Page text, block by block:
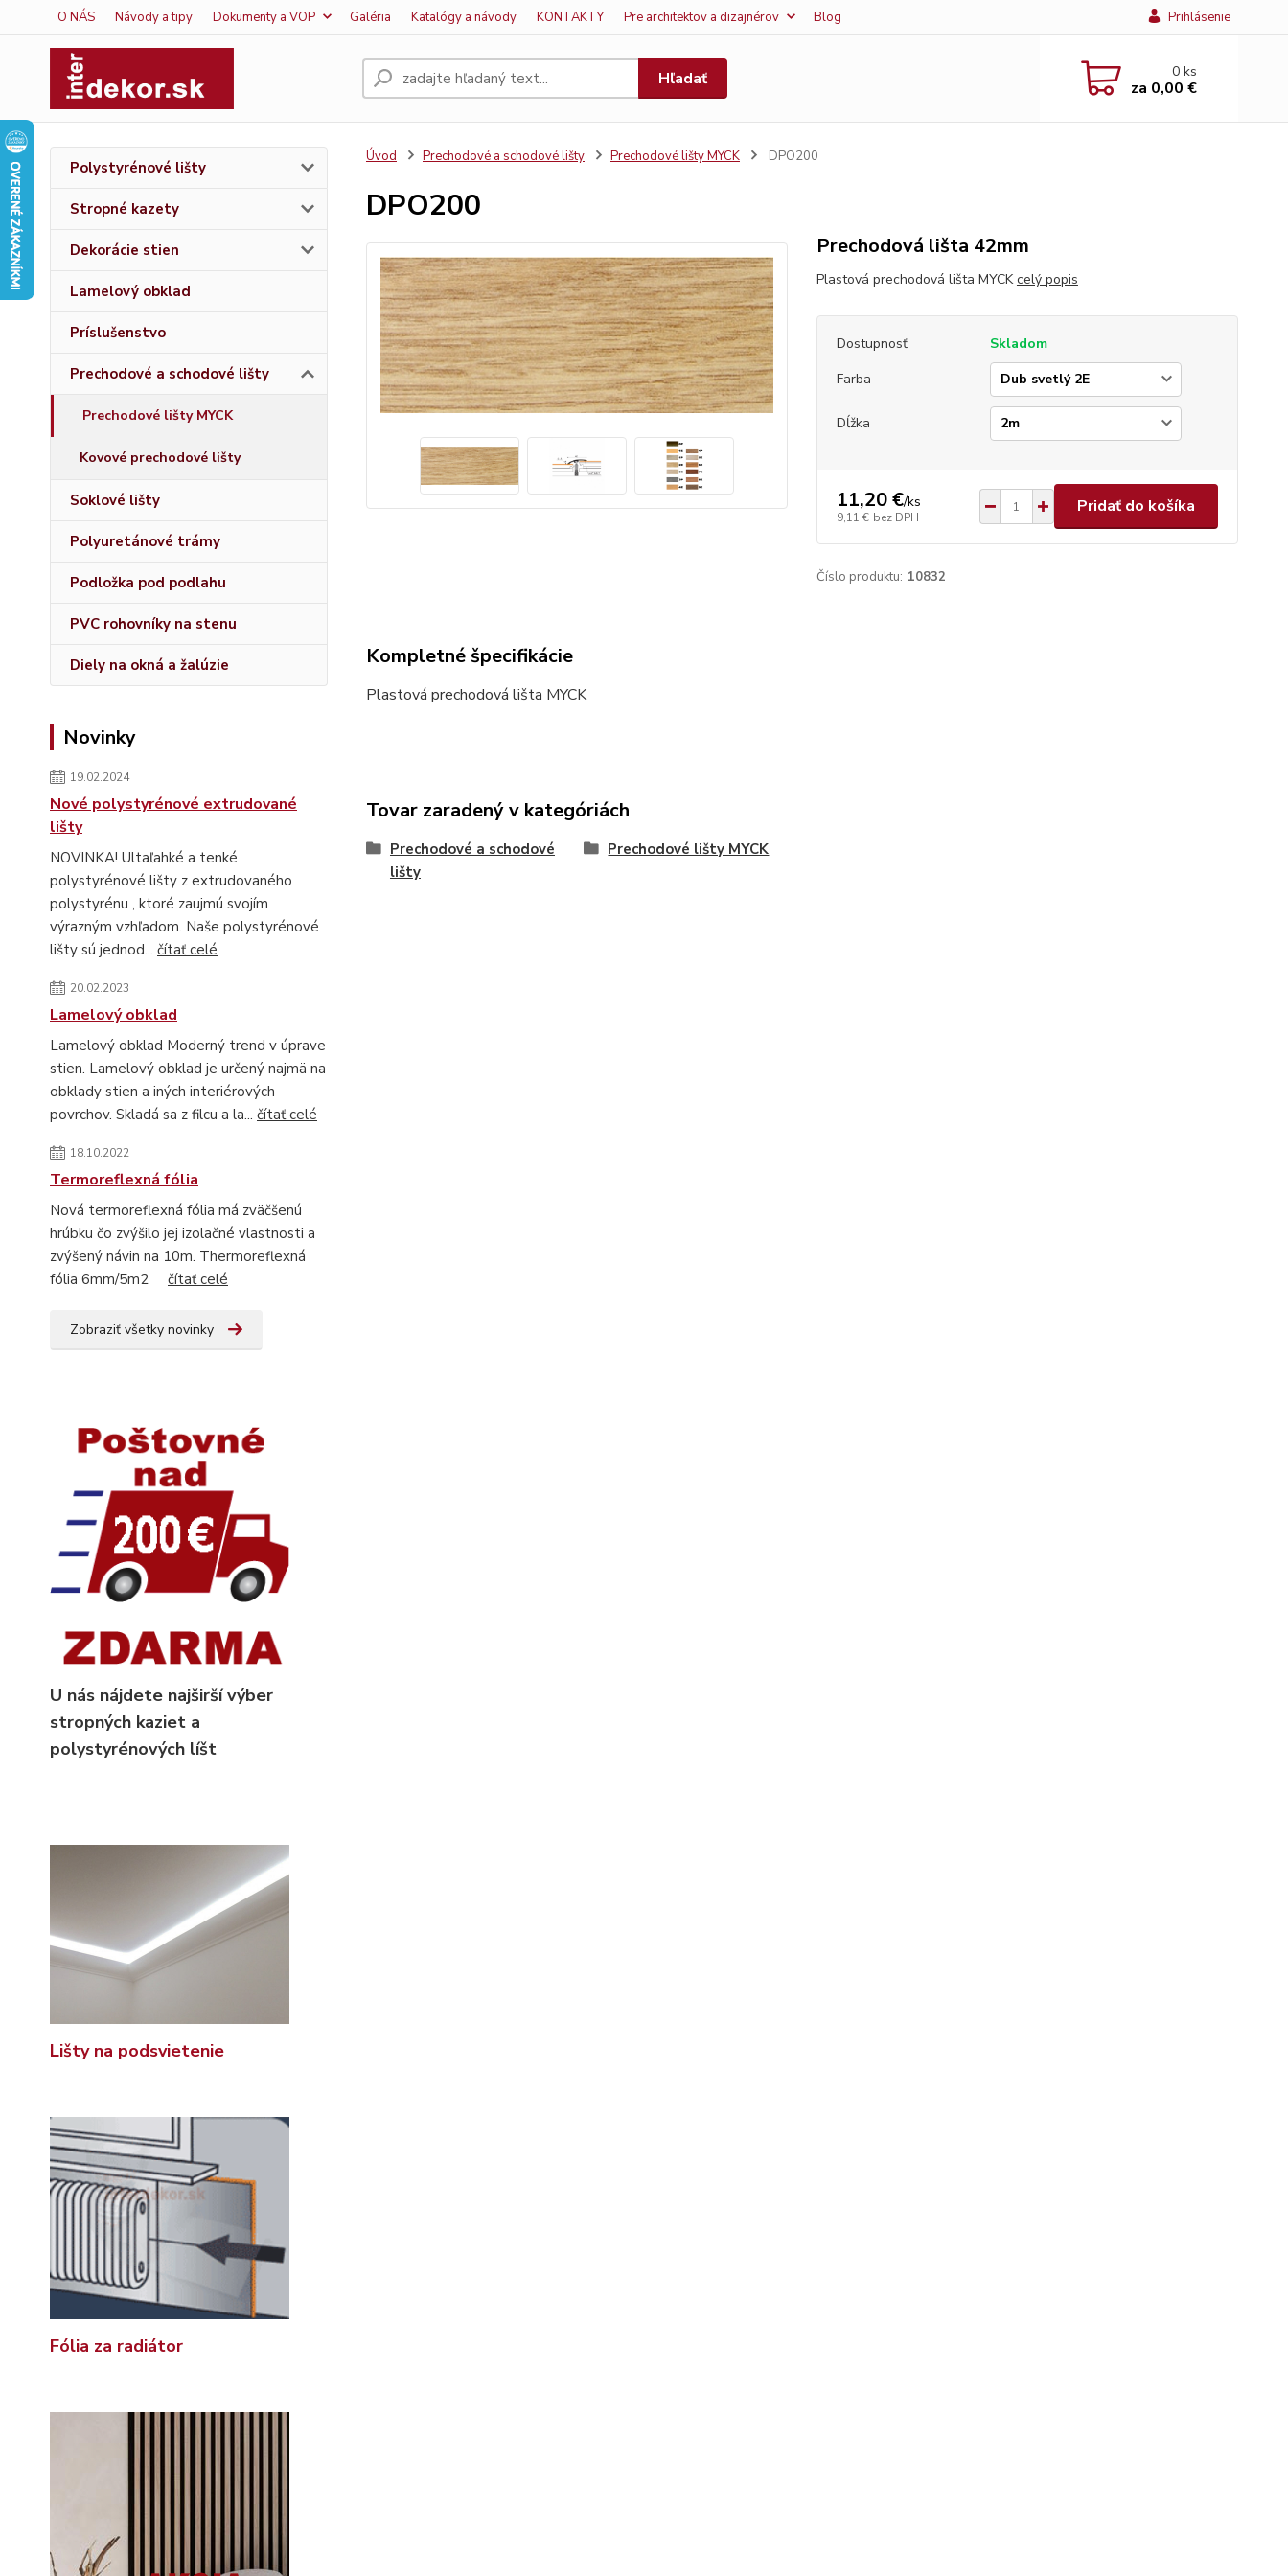
O NÁS Návody a tipy Dokumenty a VOP Galéria Katalógy a návody KONTAKTY Pre architektov a dizajnérov Blog Prihlásenie
Hľadať 0ks
za 0,00 €
Polystyrénové lišty
Stropné kazety
Dekorácie stien
Lamelový obklad
Príslušenstvo
Prechodové a schodové lišty
Prechodové lišty MYCK
Kovové prechodové lišty
Soklové lišty
Polyuretánové trámy
Podložka pod podlahu
PVC rohovníky na stenu
Diely na okná a žalúzie
Novinky
19.02.2024
Nové polystyrénové extrudované
lišty
NOVINKA! Ultaľahké a tenké
polystyrénové lišty z extrudovaného
polystyrénu , ktoré zaujmú svojím
výrazným vzhľadom. Naše polystyrénové
lišty sú jednod... čítať celé
20.02.2023
Lamelový obklad
Lamelový obklad Moderný trend v úprave
stien. Lamelový obklad je určený najmä na
obklady stien a iných interiérových
povrchov. Skladá sa z filcu a la... čítať celé
18.10.2022
Termoreflexná fólia
Nová termoreflexná fólia má zväčšenú
hrúbku čo zvýšilo jej izolačné vlastnosti a
zvýšený návin na 10m. Thermoreflexná
fólia 6mm/5m2 čítať celé
Zobraziť všetky novinky
U nás nájdete najširší výber
stropných kaziet a
polystyrénových líšt
Lišty na podsvietenie
Fólia za radiátor
Úvod Prechodové a schodové lišty Prechodové lišty MYCK DPO200
DPO200
Prechodová lišta 42mm
Plastová prechodová lišta MYCKcelý popis
Dostupnosť
Skladom
Farba
Dĺžka
11,20 €/ks
9,11 € bez DPH
Pridať do košíka
Číslo produktu: 10832
Kompletné špecifikácie
Plastová prechodová lišta MYCK
Tovar zaradený v kategóriách
Prechodové a schodové
lišty
Prechodové lišty MYCK